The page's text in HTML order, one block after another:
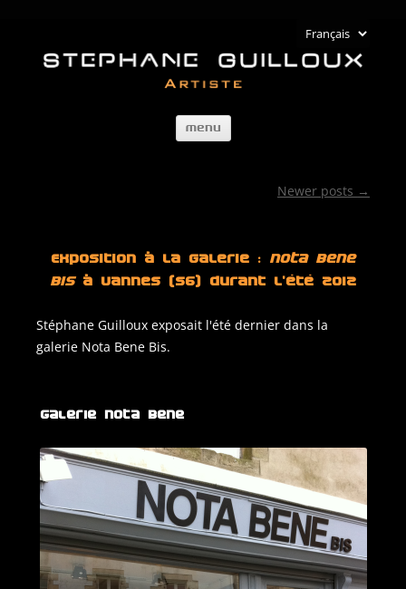
Stéphane
Guilloux
Artiste
Menu Skip
content
Newer posts →
Exposition à la Galerie : Nota Bene
Bisà Vannes (56) durant l'été 2012
Stéphane Guilloux exposait l'été dernier dans la
galerie Nota Bene Bis.
Galerie Nota Bene